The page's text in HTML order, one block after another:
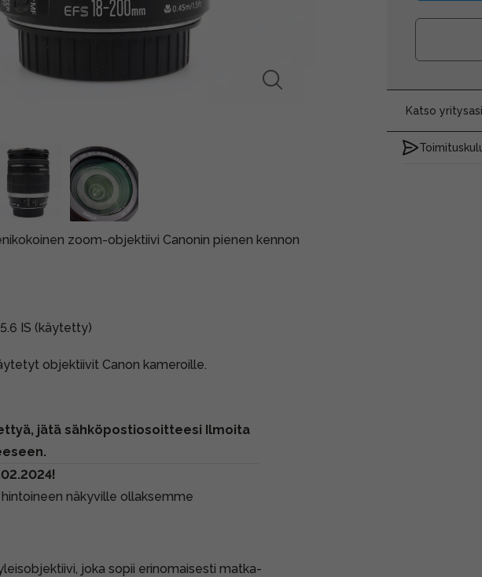
zoom-objektiivi Canonin pienen kennon
Katso
IS (käytetty)
objektiivit Canon kameroille.
jätä sähköpostiosoitteesi Ilmoita
näkyville ollaksemme
joka sopii erinomaisesti matka-